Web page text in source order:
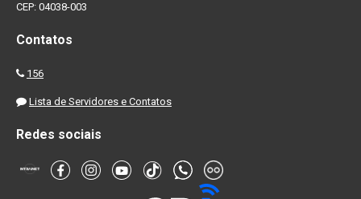
CEP: 04038-003
Contatos
156
Lista de Servidores e Contatos
Redes sociais